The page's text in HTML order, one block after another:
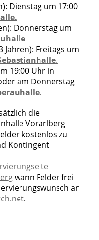
Dienstag um 17:00
Donnerstag um
Jahren): Freitags um
.
19:00 Uhr in
am Donnerstag
.
die
Vorarlberg
kostenlos zu
Kontingent
wann Felder frei
an
.